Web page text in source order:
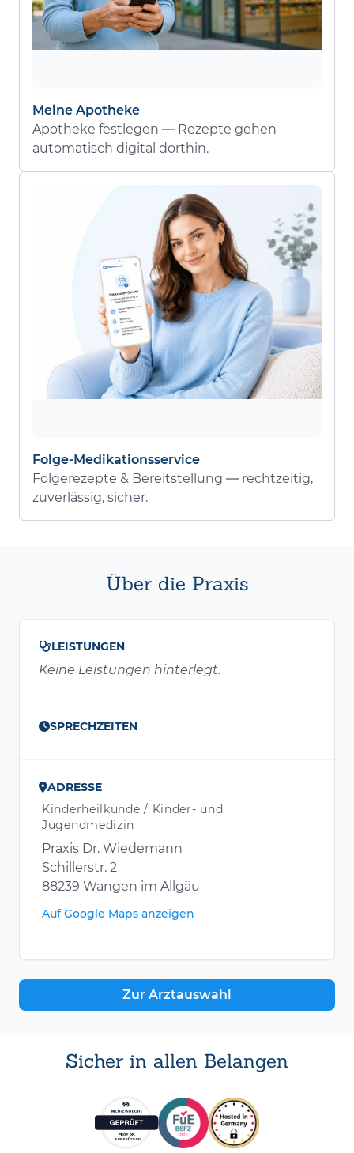
Meine Apotheke
Apotheke festlegen — Rezepte gehen
automatisch digital dorthin.
Folge-Medikationsservice
Folgerezepte & Bereitstellung — rechtzeitig,
zuverlässig, sicher.
Über die Praxis
LEISTUNGEN
Keine Leistungen hinterlegt.
SPRECHZEITEN
ADRESSE
Kinderheilkunde / Kinder- und
Jugendmedizin
Praxis Dr. Wiedemann
Schillerstr. 2
88239 Wangen im Allgäu
Auf Google Maps anzeigen
Zur Arztauswahl
Sicher in allen Belangen